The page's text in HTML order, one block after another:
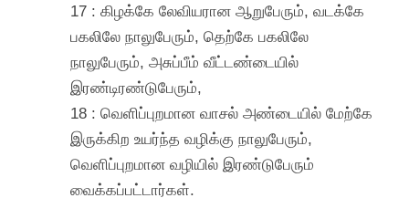
17 : கிழக்கே லேவியரான ஆறுபேரும், வடக்கே
பகலிலே நாலுபேரும், தெற்கே பகலிலே
நாலுபேரும், அசுப்பீம் வீட்டண்டையில்
இரண்டிரண்டுபேரும்,
18 : வெளிப்புறமான வாசல் அண்டையில் மேற்கே
இருக்கிற உயர்ந்த வழிக்கு நாலுபேரும்,
வெளிப்புறமான வழியில் இரண்டுபேரும்
வைக்கப்பட்டார்கள்.